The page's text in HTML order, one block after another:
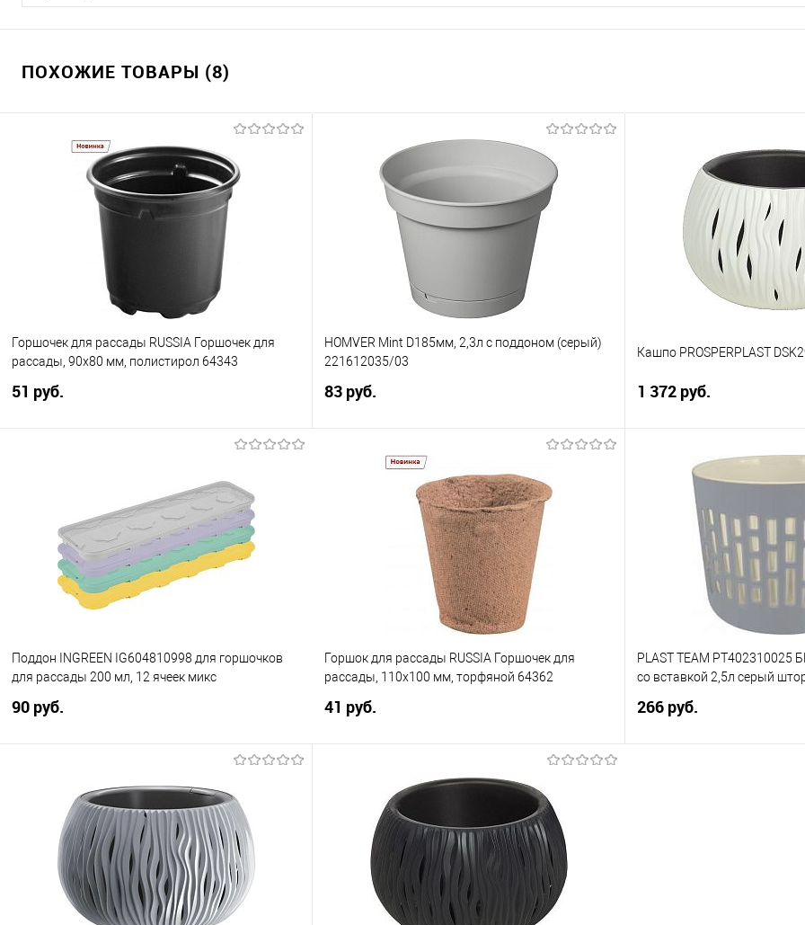
ПОХОЖИЕ ТОВАРЫ (8)
Горшочек для рассады RUSSIA Горшочек для
рассады, 90х80 мм, полистирол 64343
51 руб.
Купить в 1 клик
Сравнение
В избранное
HOMVER Mint D185мм, 2,3л с поддоном (серый)
221612035/03
83 руб.
Купить в 1 клик
Сравнение
Кашпо PROSPERPLAST
1 372 руб.
В
Купить в 1 клик
В избранное
Поддон INGREEN IG604810998 для горшочков
для рассады 200 мл, 12 ячеек микс
90 руб.
Купить в 1 клик
Сравнение
В избранное
Горшок для рассады RUSSIA Горшочек для
рассады, 110х100 мм, торфяной 64362
41 руб.
В корзину
Купить в 1 клик
Сравнение
В избранное
PLAST TEAM PT402310025
со вставкой 2,5л серый
266 руб.